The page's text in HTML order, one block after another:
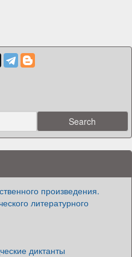
произведения.
литературного
диктанты